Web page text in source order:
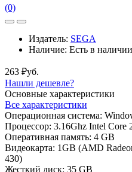
(0)
Издатель: SEGA
Наличие: Есть в наличии
263 ₽уб.
Нашли дешевле?
Основные характеристики
Все характеристики
Операционная система:
Процессор: 3.16Ghz Intel Core
Оперативная память: 4 GB
Видеокарта: 1GB (AMD
430)
Жесткий диск: 35 GB